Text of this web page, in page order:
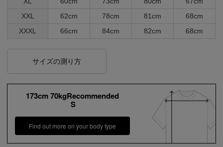
XXL
62cm 78cm 81cm
68cm
XXXL
66cm 84cm 82cm 68cm
サイズの測り方
173cm 70kgRecommended
S
Find out more on your body type